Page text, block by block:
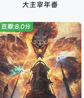
大主宰年番
豆瓣:8.0分